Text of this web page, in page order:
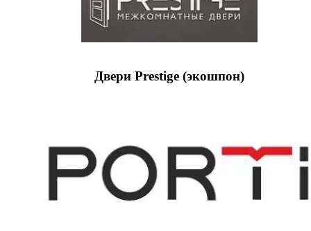
Двери Prestige (экошпон)